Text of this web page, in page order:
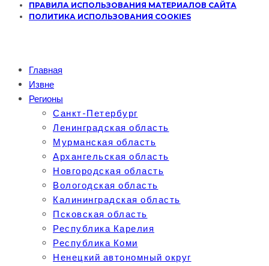
ПРАВИЛА ИСПОЛЬЗОВАНИЯ МАТЕРИАЛОВ САЙТА
ПОЛИТИКА ИСПОЛЬЗОВАНИЯ COOKIES
Главная
Извне
Регионы
Санкт-Петербург
Ленинградская область
Мурманская область
Архангельская область
Новгородская область
Вологодская область
Калининградская область
Псковская область
Республика Карелия
Республика Коми
Ненецкий автономный округ